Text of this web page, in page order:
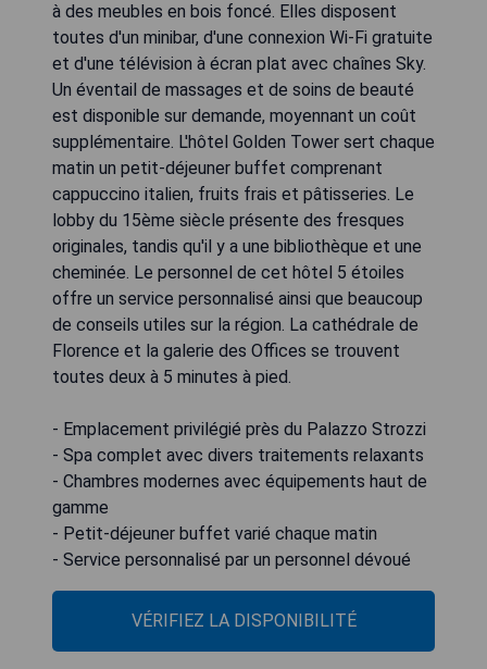
à des meubles en bois foncé. Elles disposent
toutes d'un minibar, d'une connexion Wi-Fi gratuite
et d'une télévision à écran plat avec chaînes Sky.
Un éventail de massages et de soins de beauté
est disponible sur demande, moyennant un coût
supplémentaire. L'hôtel Golden Tower sert chaque
matin un petit-déjeuner buffet comprenant
cappuccino italien, fruits frais et pâtisseries. Le
lobby du 15ème siècle présente des fresques
originales, tandis qu'il y a une bibliothèque et une
cheminée. Le personnel de cet hôtel 5 étoiles
offre un service personnalisé ainsi que beaucoup
de conseils utiles sur la région. La cathédrale de
Florence et la galerie des Offices se trouvent
toutes deux à 5 minutes à pied.
- Emplacement privilégié près du Palazzo Strozzi
- Spa complet avec divers traitements relaxants
- Chambres modernes avec équipements haut de
gamme
- Petit-déjeuner buffet varié chaque matin
- Service personnalisé par un personnel dévoué
VÉRIFIEZ LA DISPONIBILITÉ